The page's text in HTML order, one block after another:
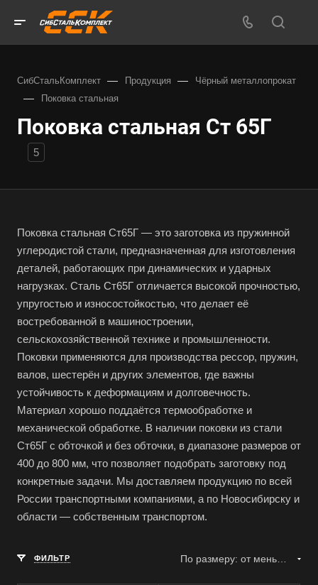
СибСтальКомплект — Продукция — Чёрный металлопрокат
— Поковка стальная
Поковка стальная Ст 65Г
5
Поковка стальная Ст65Г — это заготовка из пружинной
углеродистой стали, предназначенная для изготовления
деталей, работающих при динамических и ударных
нагрузках. Сталь Ст65Г отличается высокой прочностью,
упругостью и износостойкостью, что делает её
востребованной в машиностроении,
сельскохозяйственной технике и промышленности.
Поковки применяются для производства рессор, пружин,
валов, шестерён и других элементов, где важны
устойчивость к деформациям и долговечность.
Материал хорошо поддаётся термообработке и
механической обработке. В наличии поковки из стали
Ст65Г с обточкой и без обточки, в диапазоне размеров от
400 до 800 мм, что позволяет подобрать заготовку под
конкретные задачи. Мы доставляем продукцию по всей
России транспортными компаниями, а по Новосибирску и
области — собственным транспортом.
ФИЛЬТР